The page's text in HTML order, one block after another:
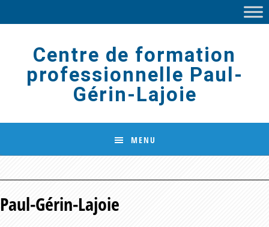
to
content
to
Centre de formation
professionnelle Paul-
Gérin-Lajoie
MENU
Paul-Gérin-Lajoie